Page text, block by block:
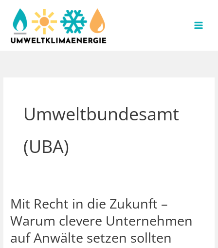
Inhalt
springen
Umweltbundesamt
(UBA)
Mit Recht in die Zukunft –
Warum clevere Unternehmen
auf Anwälte setzen sollten